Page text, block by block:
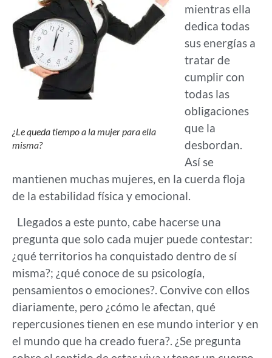
¿Le queda tiempo a la mujer para ella
misma?
mientras ella
dedica todas
sus energías a
tratar de
cumplir con
todas las
obligaciones
que la
desbordan.
Así se
mantienen muchas mujeres, en la cuerda floja
de la estabilidad física y emocional.
Llegados a este punto, cabe hacerse una
pregunta que solo cada mujer puede contestar:
¿qué territorios ha conquistado dentro de sí
misma?; ¿qué conoce de su psicología,
pensamientos o emociones?. Convive con ellos
diariamente, pero ¿cómo le afectan, qué
repercusiones tienen en ese mundo interior y en
el mundo que ha creado fuera?. ¿Se pregunta